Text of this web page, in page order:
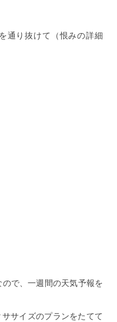
通り抜けて（恨みの詳細
で、一週間の天気予報を
サイズのプランをたてて